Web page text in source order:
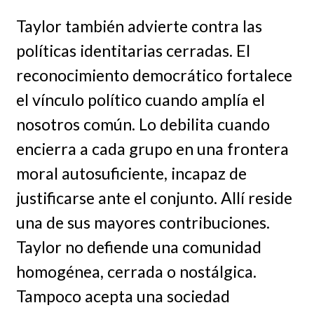
Taylor también advierte contra las
políticas identitarias cerradas. El
reconocimiento democrático fortalece
el vínculo político cuando amplía el
nosotros común. Lo debilita cuando
encierra a cada grupo en una frontera
moral autosuficiente, incapaz de
justificarse ante el conjunto. Allí reside
una de sus mayores contribuciones.
Taylor no defiende una comunidad
homogénea, cerrada o nostálgica.
Tampoco acepta una sociedad